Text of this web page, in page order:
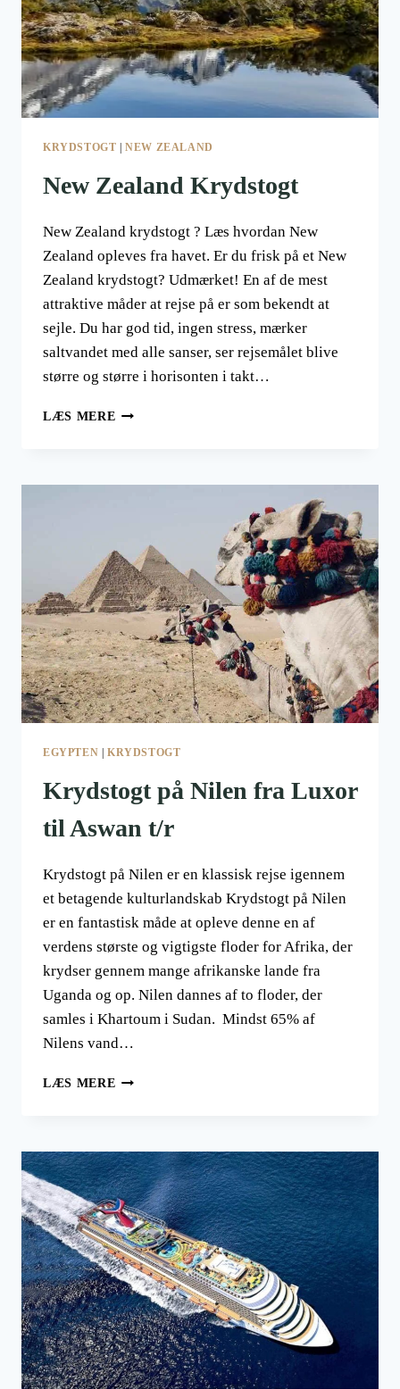
NORGES
KYST
KRYDSTOGT |NEW ZEALAND
New Zealand Krydstogt
New Zealand krydstogt ? Læs hvordan New
Zealand opleves fra havet. Er du frisk på et New
Zealand krydstogt? Udmærket! En af de mest
attraktive måder at rejse på er som bekendt at
sejle. Du har god tid, ingen stress, mærker
saltvandet med alle sanser, ser rejsemålet blive
større og større i horisonten i takt…
LÆS MERE NEW
EGYPTEN KRYDSTOGT
Krydstogt på Nilen fra Luxor
til Aswan t/r
Krydstogt på Nilen er en klassisk rejse igennem
et betagende kulturlandskab Krydstogt på Nilen
er en fantastisk måde at opleve denne en af
verdens største og vigtigste floder for Afrika, der
krydser gennem mange afrikanske lande fra
Uganda og op. Nilen dannes af to floder, der
samles i Khartoum i Sudan. Mindst 65% af
Nilens vand…
LÆS MERE KRYDSTOGT
LUXOR
TIL
ASWAN
T/R